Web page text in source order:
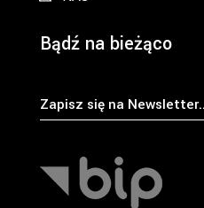
Bądź na bieżąco